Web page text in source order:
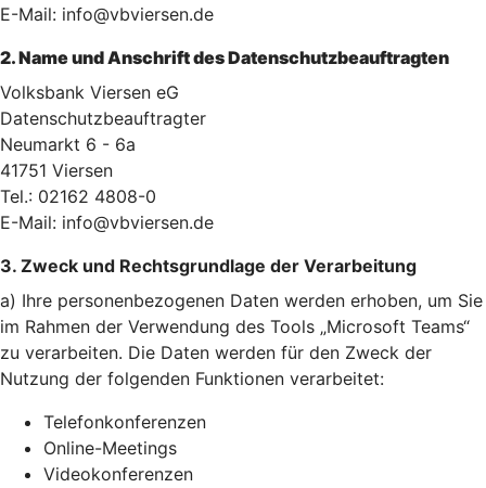
E-Mail: info@vbviersen.de
2. Name und Anschrift des Datenschutzbeauftragten
Volksbank Viersen eG
Datenschutzbeauftragter
Neumarkt 6 - 6a
41751 Viersen
Tel.: 02162 4808-0
E-Mail: info@vbviersen.de
3. Zweck und Rechtsgrundlage der Verarbeitung
a) Ihre personenbezogenen Daten werden erhoben, um Sie
im Rahmen der Verwendung des Tools „Microsoft Teams“
zu verarbeiten. Die Daten werden für den Zweck der
Nutzung der folgenden Funktionen verarbeitet:
Telefonkonferenzen
Online-Meetings
Videokonferenzen